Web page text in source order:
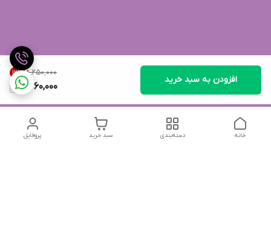
۸٬۲۵۰٬۰۰۰ 12%
7,260,000
افزودن به سبد خرید
پروفایل سبد خرید دسته‌بندی خانه